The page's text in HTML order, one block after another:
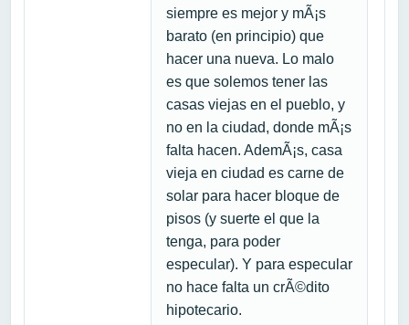
siempre es mejor y mÃ¡s
barato (en principio) que
hacer una nueva. Lo malo
es que solemos tener las
casas viejas en el pueblo, y
no en la ciudad, donde mÃ¡s
falta hacen. AdemÃ¡s, casa
vieja en ciudad es carne de
solar para hacer bloque de
pisos (y suerte el que la
tenga, para poder
especular). Y para especular
no hace falta un crÃ©dito
hipotecario.